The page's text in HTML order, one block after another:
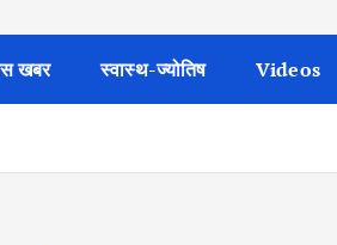
खबर स्वास्थ-ज्योतिष Videos